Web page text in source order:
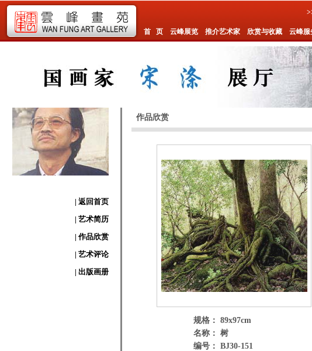
首 页 云峰展览 推介艺术家 欣赏与收藏 云峰服
| 返回首页
| 艺术简历
| 作品欣赏
| 艺术评论
| 出版画册
作品欣赏
规格： 89x97cm
名称： 树
编号： BJ30-151